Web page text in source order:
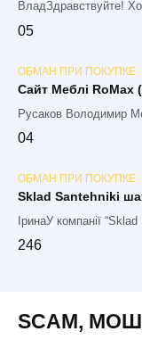
ВладЗдравствуйте!
05
ОБМАН ПРИ ПОКУПКЕ
Сайт Меблі RoMax
Русаков Володимир
04
ОБМАН ПРИ ПОКУПКЕ
Sklad Santehniki
ІринаУ компанії
246
SCAM,